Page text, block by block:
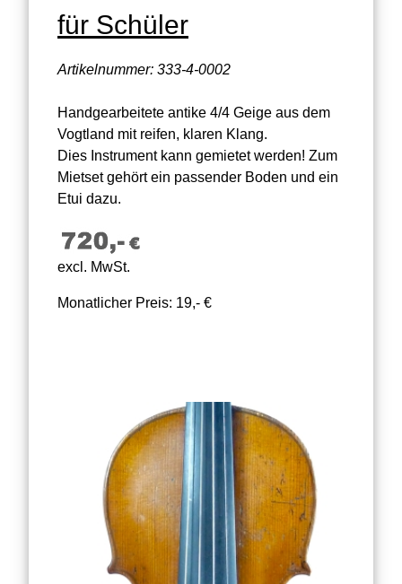
für Schüler
Artikelnummer: 333-4-0002
Handgearbeitete antike 4/4 Geige aus dem
Vogtland mit reifen, klaren Klang.
Dies Instrument kann gemietet werden! Zum
Mietset gehört ein passender Boden und ein
Etui dazu.
excl. MwSt.
Monatlicher Preis: 19,- €